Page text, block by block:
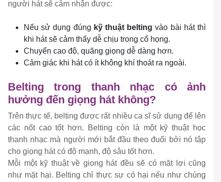
người hát sẽ cảm nhận được:
Nếu sử dụng đúng kỹ thuật belting vào bài hát thì
khi hát sẽ cảm thấy dễ chịu trong cổ họng.
Chuyển cao độ, quãng giọng dễ dàng hơn.
Cảm giác khi hát có ít không khí thoát ra ngoài.
Belting trong thanh nhạc có ảnh
hưởng đến giọng hát không?
Trên thực tế, belting được rất nhiều ca sĩ sử dụng để lên
các nốt cao tốt hơn. Belting còn là một kỹ thuật học
thanh nhạc mà người mới bắt đầu theo đuổi bởi nó tập
cho giọng hát có độ mạnh, độ sâu tốt hơn.
Mỗi một kỹ thuật về giọng hát đều sẽ có mặt lợi cũng
như mặt hại. Belting chỉ thực sự có hại nếu như chúng